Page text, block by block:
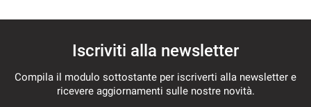
Iscriviti alla newsletter
Compila il modulo sottostante per iscriverti alla newsletter e
ricevere aggiornamenti sulle nostre novità.